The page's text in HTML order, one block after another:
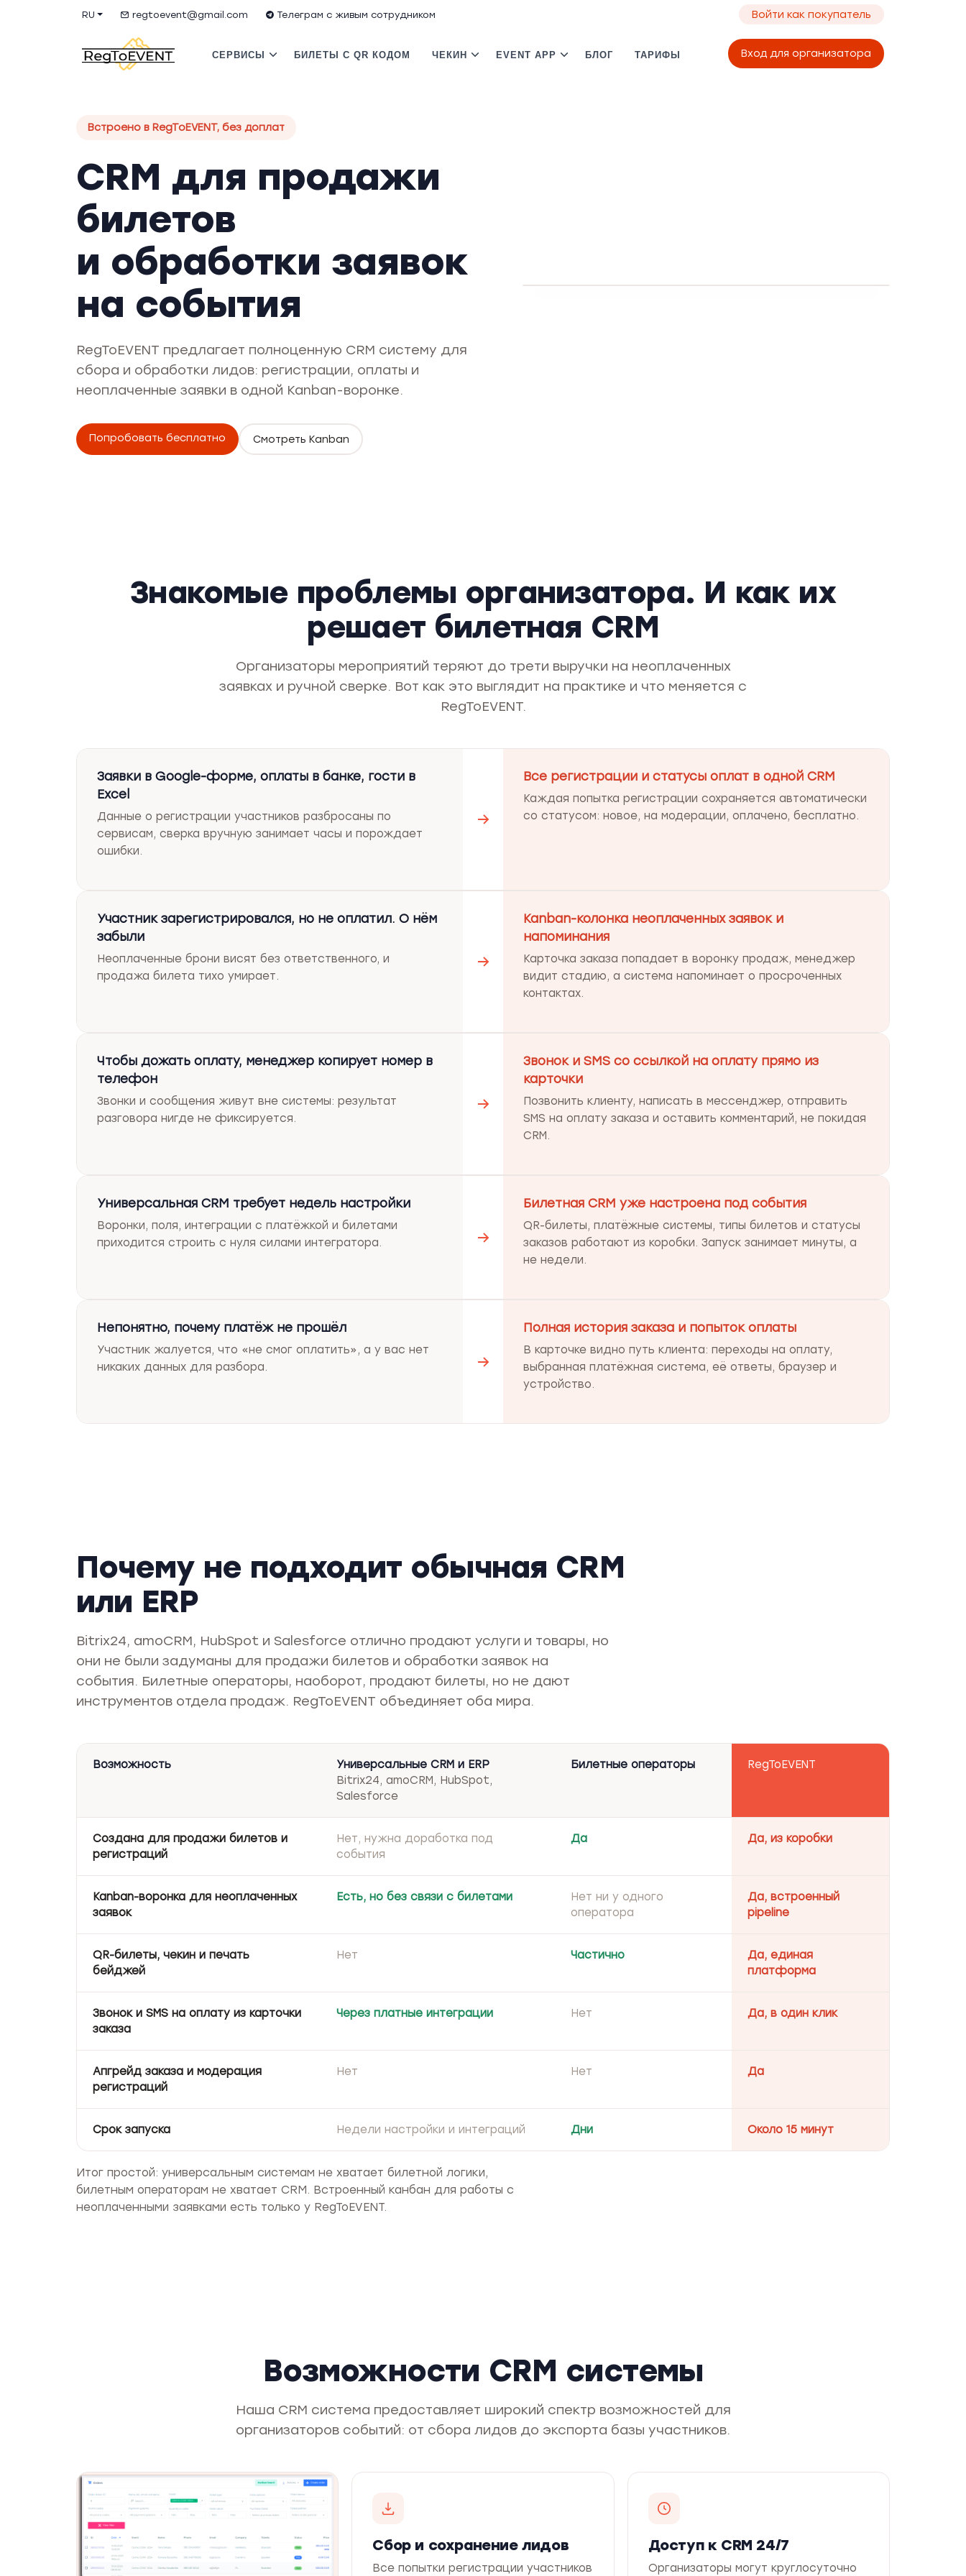
RU regtoevent@gmail.com Телеграм с живым сотрудником Войти как покупатель
Вход для организатора
СЕРВИСЫ БИЛЕТЫ С QR КОДОМ ЧЕКИН EVENT APP БЛОГ ТАРИФЫ
Встроено в RegToEVENT, без доплат
CRM для продажи
билетов
и обработки заявок
на события
RegToEVENT предлагает полноценную CRM систему для
сбора и обработки лидов: регистрации, оплаты и
неоплаченные заявки в одной Kanban-воронке.
Попробовать бесплатно Смотреть Kanban
Знакомые проблемы организатора. И как их
решает билетная CRM
Организаторы мероприятий теряют до трети выручки на неоплаченных
заявках и ручной сверке. Вот как это выглядит на практике и что меняется с
RegToEVENT.
Заявки в Google-форме, оплаты в банке, гости в
Excel
Данные о регистрации участников разбросаны по
сервисам, сверка вручную занимает часы и порождает
ошибки.
Все регистрации и статусы оплат в одной CRM
Каждая попытка регистрации сохраняется автоматически
со статусом: новое, на модерации, оплачено, бесплатно.
Участник зарегистрировался, но не оплатил. О нём
забыли
Неоплаченные брони висят без ответственного, и
продажа билета тихо умирает.
Kanban-колонка неоплаченных заявок и
напоминания
Карточка заказа попадает в воронку продаж, менеджер
видит стадию, а система напоминает о просроченных
контактах.
Чтобы дожать оплату, менеджер копирует номер в
телефон
Звонки и сообщения живут вне системы: результат
разговора нигде не фиксируется.
Звонок и SMS со ссылкой на оплату прямо из
карточки
Позвонить клиенту, написать в мессенджер, отправить
SMS на оплату заказа и оставить комментарий, не покидая
CRM.
Универсальная CRM требует недель настройки
Воронки, поля, интеграции с платёжкой и билетами
приходится строить с нуля силами интегратора.
Билетная CRM уже настроена под события
QR-билеты, платёжные системы, типы билетов и статусы
заказов работают из коробки. Запуск занимает минуты, а
не недели.
Непонятно, почему платёж не прошёл
Участник жалуется, что «не смог оплатить», а у вас нет
никаких данных для разбора.
Полная история заказа и попыток оплаты
В карточке видно путь клиента: переходы на оплату,
выбранная платёжная система, её ответы, браузер и
устройство.
Почему не подходит обычная CRM
или ERP
Bitrix24, amoCRM, HubSpot и Salesforce отлично продают услуги и товары, но
они не были задуманы для продажи билетов и обработки заявок на
события. Билетные операторы, наоборот, продают билеты, но не дают
инструментов отдела продаж. RegToEVENT объединяет оба мира.
Возможность
Универсальные CRM и ERP
Bitrix24, amoCRM, HubSpot,
Salesforce
Билетные операторы RegToEVENT
Создана для продажи билетов и
регистраций
Нет, нужна доработка под
события
Да Да, из коробки
Kanban-воронка для неоплаченных
заявок
Есть, но без связи с билетами
Нет ни у одного
оператора
Да, встроенный
pipeline
QR-билеты, чекин и печать
бейджей
Нет Частично
Да, единая
платформа
Звонок и SMS на оплату из карточки
заказа
Через платные интеграции Нет Да, в один клик
Апгрейд заказа и модерация
регистраций
Нет Нет Да
Срок запуска Недели настройки и интеграций Дни Около 15 минут
Итог простой: универсальным системам не хватает билетной логики,
билетным операторам не хватает CRM. Встроенный канбан для работы с
неоплаченными заявками есть только у RegToEVENT.
Возможности CRM системы
Наша CRM система предоставляет широкий спектр возможностей для
организаторов событий: от сбора лидов до экспорта базы участников.
Сбор и сохранение лидов
Все попытки регистрации участников
Доступ к CRM 24/7
Организаторы могут круглосуточно